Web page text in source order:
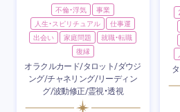
不倫・浮気
事業
人生・スピリチュアル
仕事運
出会い
家庭問題
就職・転職
復縁
オラクルカード/タロット/ダウジ
ング/チャネリング/リーディン
グ/波動修正/霊視・透視